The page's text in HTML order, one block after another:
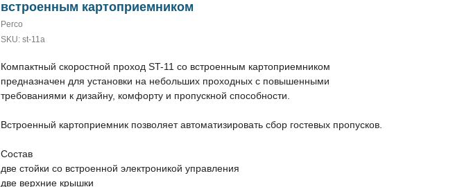
встроенным картоприемником
Perco
SKU: st-11a
Компактный скоростной проход ST-11 со встроенным картоприемником
предназначен для установки на небольших проходных с повышенными
требованиями к дизайну, комфорту и пропускной способности.
Встроенный картоприемник позволяет автоматизировать сбор гостевых пропусков.
Состав
две стойки со встроенной электроникой управления
две верхние крышки